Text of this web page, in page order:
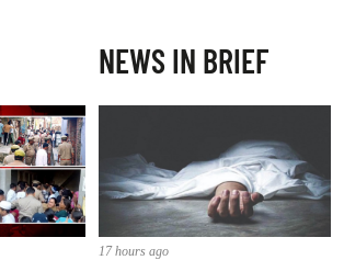
NEWS IN BRIEF
17 hours ago